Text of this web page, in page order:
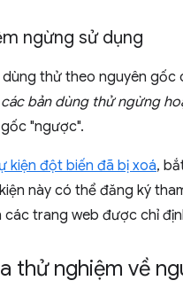
ngừng sử dụng
thử theo nguyên gốc
các bản dùng thử ngừng
"ngược".
kiện đột biến đã bị xoá,
này có thể đăng ký
các trang web được chỉ
thử nghiệm về